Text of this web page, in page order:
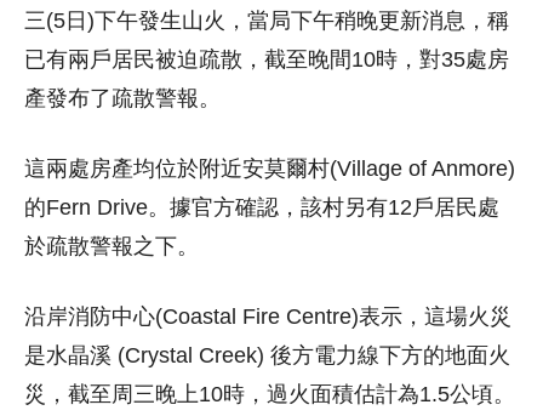
三(5日)下午發生山火，當局下午稍晚更新消息，稱
已有兩戶居民被迫疏散，截至晚間10時，對35處房
產發布了疏散警報。
這兩處房產均位於附近安莫爾村(Village of Anmore)
的Fern Drive。據官方確認，該村另有12戶居民處
於疏散警報之下。
沿岸消防中心(Coastal Fire Centre)表示，這場火災
是水晶溪 (Crystal Creek) 後方電力線下方的地面火
災，截至周三晚上10時，過火面積估計為1.5公頃。